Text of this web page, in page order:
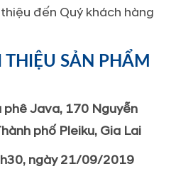
đến Quý khách hàng
SẢN PHẨM
phê Java, 170 Nguyễn
phố Pleiku, Gia Lai
ngày 21/09/2019